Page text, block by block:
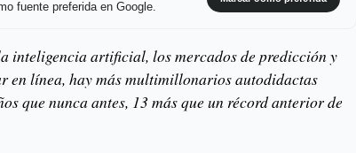
fuente preferida en Google.
inteligencia artificial, los mercados de predicción y
en línea, hay más multimillonarios autodidactas
que nunca antes, 13 más que un récord anterior de